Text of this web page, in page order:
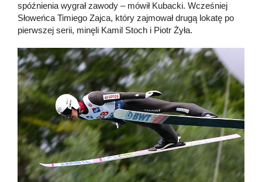
spóźnienia wygrał zawody – mówił Kubacki. Wcześniej
Słoweńca Timiego Zajca, który zajmował drugą lokatę po
pierwszej serii, minęli Kamil Stoch i Piotr Żyła.